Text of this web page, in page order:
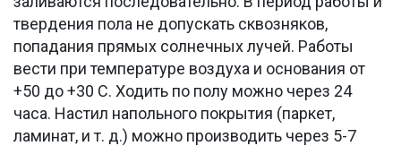
твердения пола не допускать сквозняков,
попадания прямых солнечных лучей. Работы
вести при температуре воздуха и основания от
+50 до +30 С. Ходить по полу можно через 24
часа. Настил напольного покрытия (паркет,
ламинат, и т. д.) можно производить через 5-7